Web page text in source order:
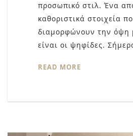
προσωπικό στιλ. Ένα
καθοριστικά στοιχεία
διαμορφώνουν την όψη
είναι οι ψηφίδες.
READ MORE